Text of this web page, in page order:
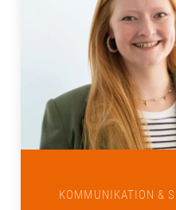
KOMMUNIKATION &